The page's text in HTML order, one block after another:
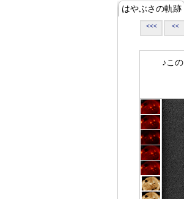
はやぶさの軌跡
<<< <<
♪この